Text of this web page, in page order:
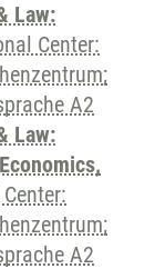
Law:
Center:
A2
Law:
A2